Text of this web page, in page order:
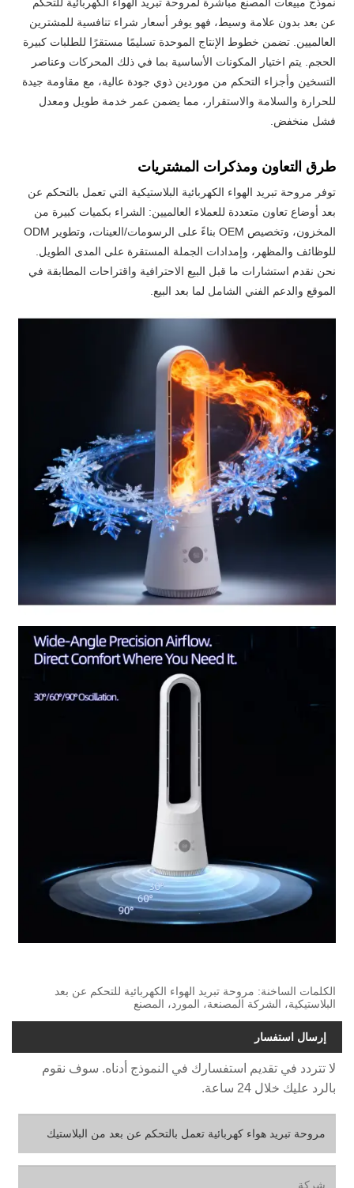
عن بعد بدون علامة وسيط، فهو يوفر أسعار شراء تنافسية للمشترين
العالميين. تضمن خطوط الإنتاج الموحدة تسليمًا مستقرًا للطلبات كبيرة
الحجم. يتم اختيار المكونات الأساسية بما في ذلك المحركات وعناصر
التسخين وأجزاء التحكم من موردين ذوي جودة عالية، مع مقاومة جيدة
للحرارة والسلامة والاستقرار، مما يضمن عمر خدمة طويل ومعدل
فشل منخفض.
طرق التعاون ومذكرات المشتريات
توفر مروحة تبريد الهواء الكهربائية البلاستيكية التي تعمل بالتحكم عن
بعد أوضاع تعاون متعددة للعملاء العالميين: الشراء بكميات كبيرة من
المخزون، وتخصيص OEM بناءً على الرسومات/العينات، وتطوير ODM
للوظائف والمظهر، وإمدادات الجملة المستقرة على المدى الطويل.
نحن نقدم استشارات ما قبل البيع الاحترافية واقتراحات المطابقة في
الموقع والدعم الفني الشامل لما بعد البيع.
الكلمات الساخنة: مروحة تبريد الهواء الكهربائية للتحكم عن بعد
البلاستيكية، الشركة المصنعة، المورد، المصنع
إرسال استفسار
لا تتردد في تقديم استفسارك في النموذج أدناه. سوف نقوم
بالرد عليك خلال 24 ساعة.